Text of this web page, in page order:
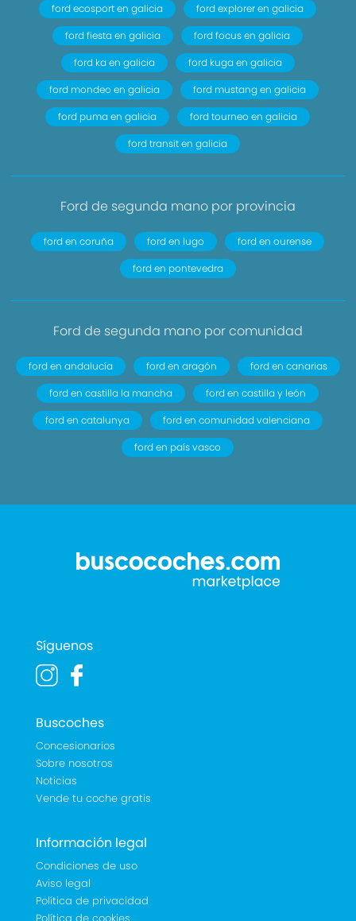
ford ecosport en galicia
ford explorer en galicia
ford fiesta en galicia
ford focus en galicia
ford ka en galicia
ford kuga en galicia
ford mondeo en galicia
ford mustang en galicia
ford puma en galicia
ford tourneo en galicia
ford transit en galicia
Ford de segunda mano por provincia
ford en coruña ford en lugo
ford en ourense
ford en pontevedra
Ford de segunda mano por comunidad
ford en andalucía ford en aragón
ford en canarias
ford en castilla la mancha
ford en castilla y león
ford en catalunya
ford en comunidad valenciana
ford en país vasco
Síguenos
Buscoches
Concesionarios
Sobre nosotros
Noticias
Vende tu coche gratis
Información legal
Condiciones de uso
Aviso legal
Política de privacidad